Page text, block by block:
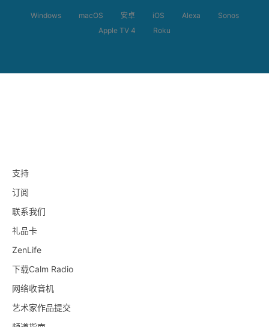
Windows macOS 安卓 iOS Alexa
Sonos
Apple TV 4
Roku
支持
订阅
联系我们
礼品卡
ZenLife
下载Calm Radio
网络收音机
艺术家作品提交